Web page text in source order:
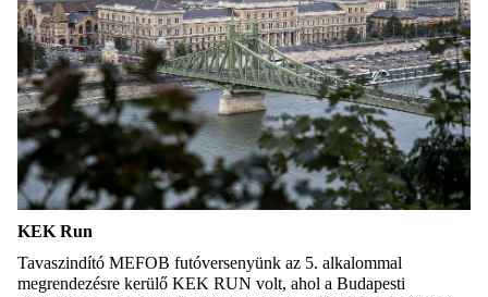
KEK Run
Tavaszindító MEFOB futóversenyünk az 5. alkalommal
megrendezésre kerülő KEK RUN volt, ahol a Budapesti